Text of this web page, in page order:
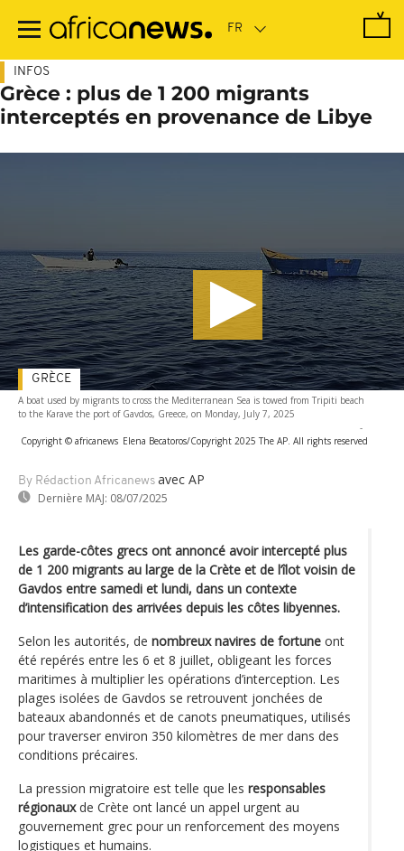
contenu
INFOS
Grèce : plus de 1 200 migrants
interceptés en provenance de Libye
A boat used by migrants to cross the Mediterranean Sea is towed from Tripiti beach
to the Karave the port of Gavdos, Greece, on Monday, July 7, 2025
-
Copyright © africanews Elena Becatoros/Copyright 2025 The AP. All rights reserved
By Rédaction Africanews avec AP
Dernière MAJ: 08/07/2025
GRÈCE
Les garde-côtes grecs ont annoncé avoir intercepté plus
de 1 200 migrants au large de la Crète et de l’îlot voisin de
Gavdos entre samedi et lundi, dans un contexte
d’intensification des arrivées depuis les côtes libyennes.
Selon les autorités, de nombreux navires de fortune ont
été repérés entre les 6 et 8 juillet, obligeant les forces
maritimes à multiplier les opérations d’interception. Les
plages isolées de Gavdos se retrouvent jonchées de
bateaux abandonnés et de canots pneumatiques, utilisés
pour traverser environ 350 kilomètres de mer dans des
conditions précaires.
La pression migratoire est telle que les responsables
régionauxde Crète ont lancé un appel urgent au
gouvernement grec pour un renforcement des moyens
logistiques et humains.